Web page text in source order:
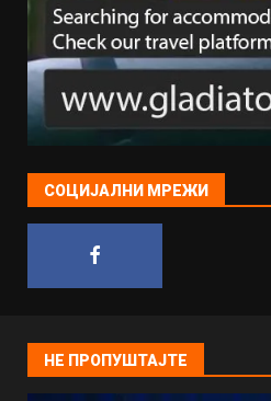
СОЦИЈАЛНИ МРЕЖИ
НЕ ПРОПУШТАЈТЕ